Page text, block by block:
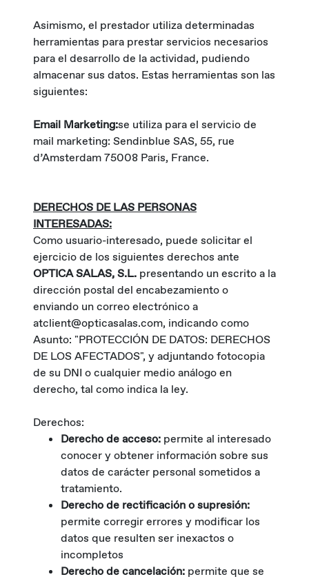
Asimismo, el prestador utiliza determinadas
herramientas para prestar servicios necesarios
para el desarrollo de la actividad, pudiendo
almacenar sus datos. Estas herramientas son las
siguientes:
Email Marketing:se utiliza para el servicio de
mail marketing: Sendinblue SAS, 55, rue
d’Amsterdam 75008 Paris, France.
DERECHOS DE LAS PERSONAS
INTERESADAS:
Como usuario-interesado, puede solicitar el
ejercicio de los siguientes derechos ante
OPTICA SALAS, S.L. presentando un escrito a la
dirección postal del encabezamiento o
enviando un correo electrónico a
atclient@opticasalas.com, indicando como
Asunto: "PROTECCIÓN DE DATOS: DERECHOS
DE LOS AFECTADOS", y adjuntando fotocopia
de su DNI o cualquier medio análogo en
derecho, tal como indica la ley.
Derechos:
Derecho de acceso: permite al interesado
conocer y obtener información sobre sus
datos de carácter personal sometidos a
tratamiento.
Derecho de rectificación o supresión:
permite corregir errores y modificar los
datos que resulten ser inexactos o
incompletos
Derecho de cancelación: permite que se